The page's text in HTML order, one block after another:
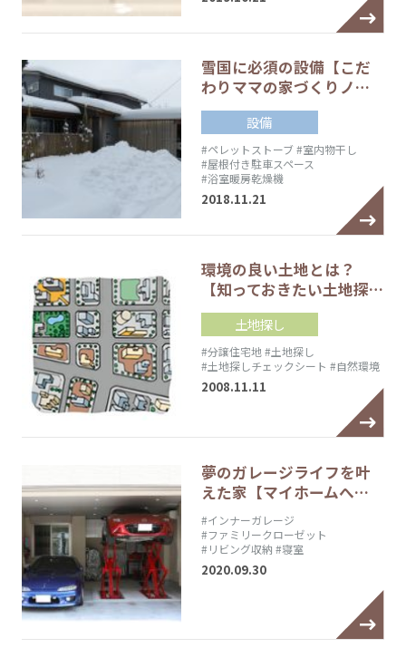
雪国に必須の設備【こだ
わりママの家づくりノ…
設備
#ペレットストーブ#室内物干し
#屋根付き駐車スペース
#浴室暖房乾燥機
2018.11.21
環境の良い土地とは？
【知っておきたい土地探…
土地探し
#分譲住宅地#土地探し
#土地探しチェックシート #自然環境
2008.11.11
夢のガレージライフを叶
えた家【マイホームへ…
#インナーガレージ
#ファミリークローゼット
#リビング収納 #寝室
2020.09.30